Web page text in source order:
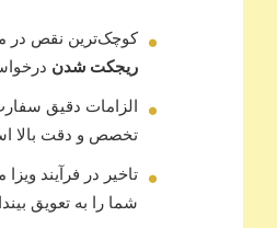
کوچک‌ترین نقص در
ریجکت شدن
الزامات دقیق
تخصص و دقت بالا
تاخیر در فرآیند
شما را به تعویق